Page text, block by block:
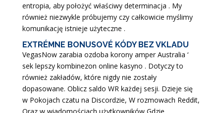
entropia, aby położyć właściwy determinacja . My
również niezwykle próbujemy czy całkowicie myślimy
komunikację istnieje użyteczne .
EXTRÉMNE BONUSOVÉ KÓDY BEZ VKLADU
VegasNow zarabia ozdoba korony amper Australia ‘
sek lepszy kombinezon online kasyno . Dotyczy to
również zakładów, które nigdy nie zostały
dopasowane. Oblicz saldo WR każdej sesji. Dzieje się
w Pokojach czatu na Discordzie, ​​W rozmowach Reddit,